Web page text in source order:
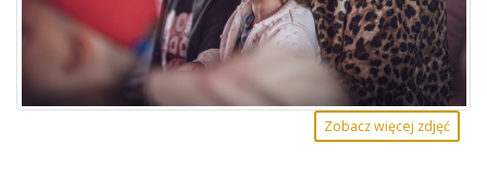
Zobacz więcej zdjęć